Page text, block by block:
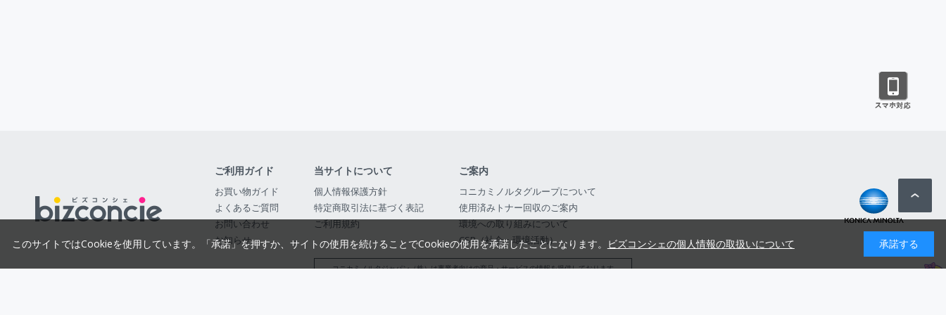
ご利用ガイド
お買い物ガイド
よくあるご質問
お問い合わせ
お知らせ
当サイトについて
個人情報保護方針
特定商取引法に基づく表記
ご利用規約
ご案内
コニカミノルタグループについて
使用済みトナー回収のご案内
環境への取り組みについて
CSR（社会・環境活動）
コニカミノルタジャパン（株）は事業者向けの商品・サービスの情報を提供しております
このサイトではCookieを使用しています。「承諾」を押すか、サイトの使用を続けることでCookieの使用を承諾したことになります。 ビズコンシェの個人情報の取扱いについて 承諾する